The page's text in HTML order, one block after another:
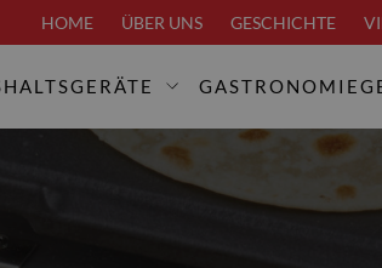
HOME ÜBER UNS GESCHICHTE